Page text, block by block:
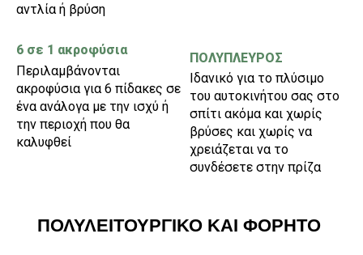
αντλία ή βρύση
6 σε 1 ακροφύσια
Περιλαμβάνονται
ακροφύσια για 6 πίδακες σε
ένα ανάλογα με την ισχύ ή
την περιοχή που θα
καλυφθεί
ΠΟΛΥΠΛΕΥΡΟΣ
Ιδανικό για το πλύσιμο
του αυτοκινήτου σας στο
σπίτι ακόμα και χωρίς
βρύσες και χωρίς να
χρειάζεται να το
συνδέσετε στην πρίζα
ΠΟΛΥΛΕΙΤΟΥΡΓΙΚΟ ΚΑΙ ΦΟΡΗΤΟ